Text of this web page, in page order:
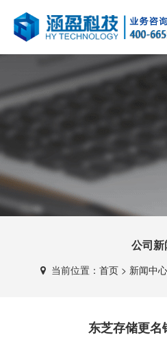
公司新
当前位置： 首页 > 新闻中心
东芝存储更名